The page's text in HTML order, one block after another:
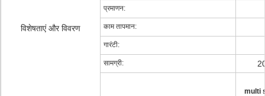
विशेषताएं और विवरण
प्रमाणन:
काम तापमान:
गारंटी:
सामग्री:
multi